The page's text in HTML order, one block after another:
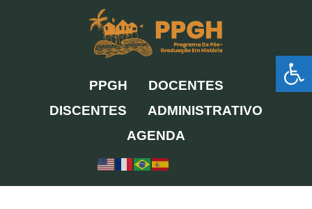
PPGH
DOCENTES
DISCENTES
ADMINISTRATIVO
AGENDA